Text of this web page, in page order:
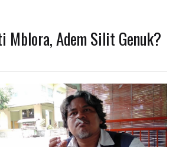
Mblora, Adem Silit Genuk?